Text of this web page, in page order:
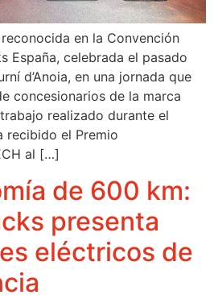
en la Convención
España, celebrada el pasado
d’Anoia, en una jornada que
concesionarios de la marca
realizado durante el
recibido el Premio
al […]
de 600 km:
presenta
eléctricos de